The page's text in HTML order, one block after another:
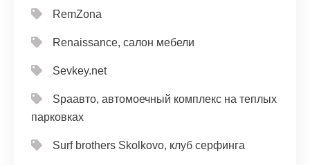
RemZona
Renaissance, салон мебели
Sevkey.net
Spaавто, автомоечный комплекс на теплых
парковках
Surf brothers Skolkovo, клуб серфинга